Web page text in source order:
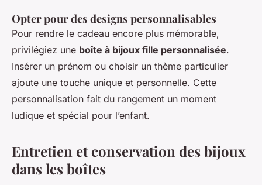
Opter pour des designs personnalisables
Pour rendre le cadeau encore plus mémorable,
privilégiez une boîte à bijoux fille personnalisée.
Insérer un prénom ou choisir un thème particulier
ajoute une touche unique et personnelle. Cette
personnalisation fait du rangement un moment
ludique et spécial pour l’enfant.
Entretien et conservation des bijoux
dans les boîtes